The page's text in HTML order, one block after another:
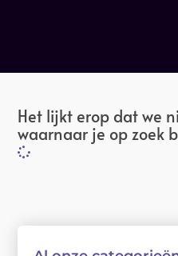
Het lijkt erop dat we
waarnaar je op zoek